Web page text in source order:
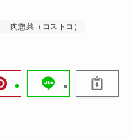
肉惣菜（コストコ）